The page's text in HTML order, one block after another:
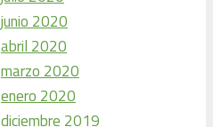
junio 2020
abril 2020
marzo 2020
enero 2020
diciembre 2019